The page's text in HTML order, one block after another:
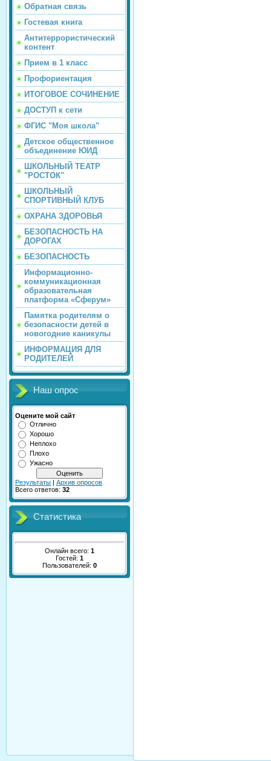
Обратная связь
Гостевая книга
Антитеррористический
контент
Прием в 1 класс
Профориентация
ИТОГОВОЕ СОЧИНЕНИЕ
ДОСТУП к сети
ФГИС "Моя школа"
Детское общественное
объединение ЮИД
ШКОЛЬНЫЙ ТЕАТР
"РОСТОК"
ШКОЛЬНЫЙ
СПОРТИВНЫЙ КЛУБ
ОХРАНА ЗДОРОВЬЯ
БЕЗОПАСНОСТЬ НА
ДОРОГАХ
БЕЗОПАСНОСТЬ
Информационно-
коммуникационная
образовательная
платформа «Сферум»
Памятка родителям о
безопасности детей в
новогодние каникулы
ИНФОРМАЦИЯ ДЛЯ
РОДИТЕЛЕЙ
Наш опрос
Оцените мой сайт
Отлично
Хорошо
Неплохо
Плохо
Ужасно
Результаты | Архив опросов
Всего ответов: 32
Статистика
Онлайн всего: 1
Гостей: 1
Пользователей: 0